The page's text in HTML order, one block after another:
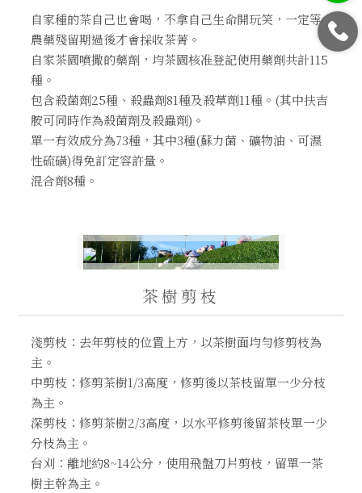
自家種的茶自己也會喝，不拿自己生命開玩笑，一定等
農藥殘留期過後才會採收茶菁。
自家茶園噴撒的藥劑，均茶園核准登記使用藥劑共計115
種。
包含殺菌劑25種、殺蟲劑81種及殺草劑11種。(其中扶吉
胺可同時作為殺菌劑及殺蟲劑)。
單一有效成分為73種，其中3種(蘇力菌、礦物油、可濕
性硫磺)得免訂定容許量。
混合劑8種。
茶樹剪枝
淺剪枝：去年剪枝的位置上方，以茶樹面均勻修剪枝為
主。
中剪枝：修剪茶樹1/3高度，修剪後以茶枝留單一少分枝
為主。
深剪枝：修剪茶樹2/3高度，以水平修剪後留茶枝單一少
分枝為主。
台刈：離地約8~14公分，使用飛盤刀片剪枝，留單一茶
樹主幹為主。